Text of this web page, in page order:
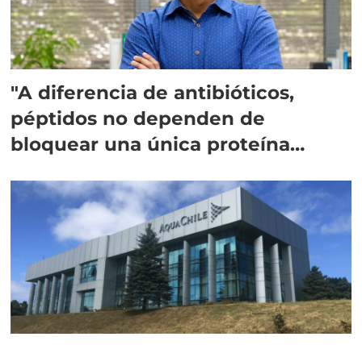
"A diferencia de antibióticos,
péptidos no dependen de
bloquear una única proteína